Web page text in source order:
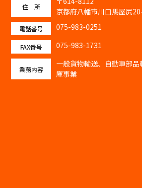
住 所
京都府八幡市川口馬屋尻
電話番号 075-983-0251
FAX番号 075-983-1731
業務内容
一般貨物輸送、自動車部
庫事業